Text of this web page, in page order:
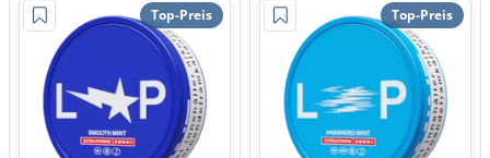
Top-Preis Top-Preis